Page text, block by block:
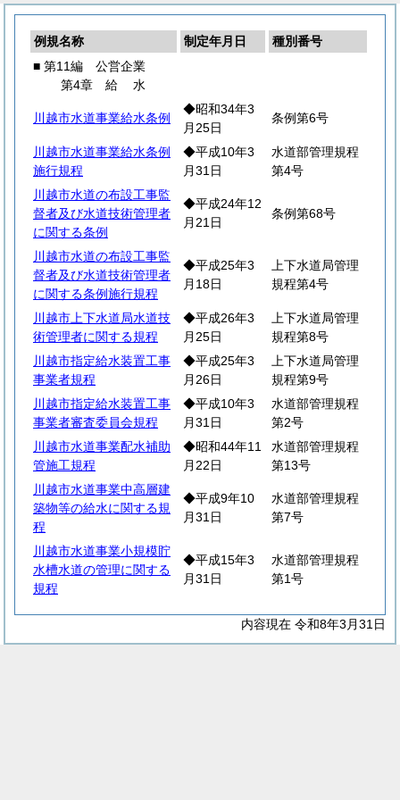
例規名称 制定年月日
種別番号
■ 第11編 公営企業
第4章 給水
川越市水道事業給水条例
◆昭和34年3
月25日
条例第6号
川越市水道事業給水条例
施行規程
◆平成10年3
月31日
水道部管理規程
第4号
川越市水道の布設工事監
督者及び水道技術管理者
に関する条例
◆平成24年12
月21日
条例第68号
川越市水道の布設工事監
督者及び水道技術管理者
に関する条例施行規程
◆平成25年3
月18日
上下水道局管理
規程第4号
川越市上下水道局水道技
術管理者に関する規程
◆平成26年3
月25日
上下水道局管理
規程第8号
川越市指定給水装置工事
事業者規程
◆平成25年3
月26日
上下水道局管理
規程第9号
川越市指定給水装置工事
事業者審査委員会規程
◆平成10年3
月31日
水道部管理規程
第2号
川越市水道事業配水補助
管施工規程
◆昭和44年11
月22日
水道部管理規程
第13号
川越市水道事業中高層建
築物等の給水に関する規
程
◆平成9年10
月31日
水道部管理規程
第7号
川越市水道事業小規模貯
水槽水道の管理に関する
規程
◆平成15年3
月31日
水道部管理規程
第1号
内容現在 令和8年3月31日